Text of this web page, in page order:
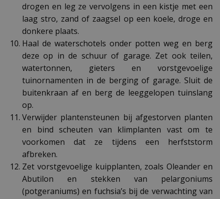
drogen en leg ze vervolgens in een kistje met een
laag stro, zand of zaagsel op een koele, droge en
donkere plaats.
Haal de waterschotels onder potten weg en berg
deze op in de schuur of garage. Zet ook teilen,
watertonnen, gieters en vorstgevoelige
tuinornamenten in de berging of garage. Sluit de
buitenkraan af en berg de leeggelopen tuinslang
op.
Verwijder plantensteunen bij afgestorven planten
en bind scheuten van klimplanten vast om te
voorkomen dat ze tijdens een herfststorm
afbreken.
Zet vorstgevoelige kuipplanten, zoals Oleander en
Abutilon en stekken van pelargoniums
(potgeraniums) en fuchsia’s bij de verwachting van